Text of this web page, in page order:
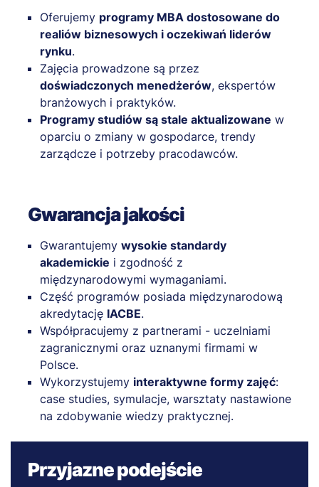
Oferujemy programy MBA dostosowane do
realiów biznesowych i oczekiwań liderów
rynku.
Zajęcia prowadzone są przez
doświadczonych menedżerów, ekspertów
branżowych i praktyków.
Programy studiów są stale aktualizowane w
oparciu o zmiany w gospodarce, trendy
zarządcze i potrzeby pracodawców.
Gwarancja jakości
Gwarantujemy wysokie standardy
akademickie i zgodność z
międzynarodowymi wymaganiami.
Część programów posiada międzynarodową
akredytację IACBE.
Współpracujemy z partnerami - uczelniami
zagranicznymi oraz uznanymi firmami w
Polsce.
Wykorzystujemy interaktywne formy zajęć:
case studies, symulacje, warsztaty nastawione
na zdobywanie wiedzy praktycznej.
Przyjazne podejście